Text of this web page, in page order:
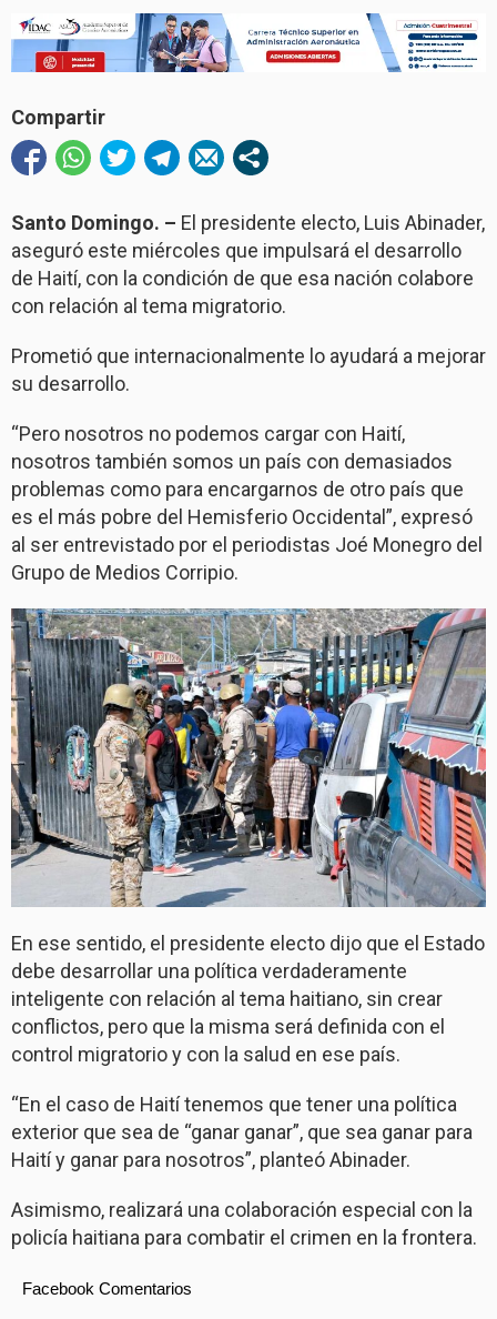
Compartir
Santo Domingo. – El presidente electo, Luis Abinader,
aseguró este miércoles que impulsará el desarrollo
de Haití, con la condición de que esa nación colabore
con relación al tema migratorio.
Prometió que internacionalmente lo ayudará a mejorar
su desarrollo.
“Pero nosotros no podemos cargar con Haití,
nosotros también somos un país con demasiados
problemas como para encargarnos de otro país que
es el más pobre del Hemisferio Occidental”, expresó
al ser entrevistado por el periodistas Joé Monegro del
Grupo de Medios Corripio.
En ese sentido, el presidente electo dijo que el Estado
debe desarrollar una política verdaderamente
inteligente con relación al tema haitiano, sin crear
conflictos, pero que la misma será definida con el
control migratorio y con la salud en ese país.
“En el caso de Haití tenemos que tener una política
exterior que sea de “ganar ganar”, que sea ganar para
Haití y ganar para nosotros”, planteó Abinader.
Asimismo, realizará una colaboración especial con la
policía haitiana para combatir el crimen en la frontera.
Facebook Comentarios